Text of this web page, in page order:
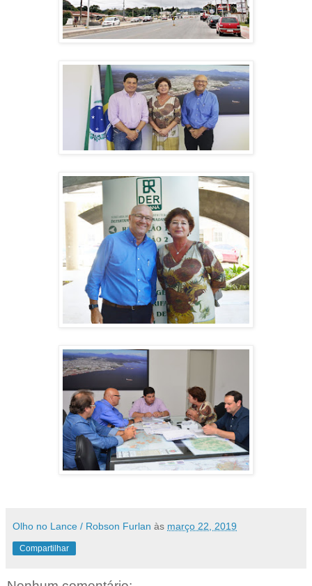
Olho no Lance / Robson Furlan às março 22, 2019
Compartilhar